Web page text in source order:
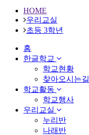
HOME
우리교실
초등 3학년
홈
한글학교
학교현황
찾아오시는길
학교활동
학교행사
우리교실
누리반
나래반